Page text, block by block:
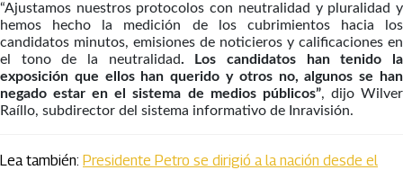
“Ajustamos nuestros protocolos con neutralidad y pluralidad y
hemos hecho la medición de los cubrimientos hacia los
candidatos minutos, emisiones de noticieros y calificaciones en
el tono de la neutralidad. Los candidatos han tenido la
exposición que ellos han querido y otros no, algunos se han
negado estar en el sistema de medios públicos”, dijo Wilver
Raíllo, subdirector del sistema informativo de Inravisión.
Lea también: Presidente Petro se dirigió a la nación desde el